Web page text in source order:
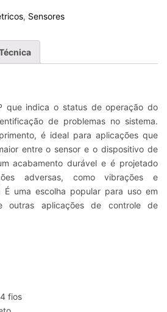
, Sensores
que indica o status de operação do
de problemas no sistema.
é ideal para aplicações que
entre o sensor e o dispositivo de
acabamento durável e é projetado
adversas, como vibrações e
É uma escolha popular para uso em
outras aplicações de controle de
fios